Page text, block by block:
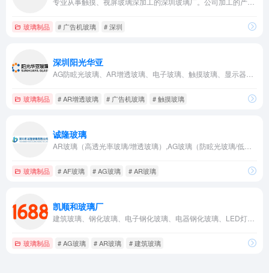
玻璃制品 # 广告机玻璃 # 深圳
深圳阳光华亚
玻璃制品 # AR增透玻璃 # 广告机玻璃 # 触摸玻璃
诚隆玻璃
玻璃制品 # AF玻璃 # AG玻璃 # AR玻璃
凯顺和玻璃厂
玻璃制品 # AG玻璃 # AR玻璃 # 建筑玻璃